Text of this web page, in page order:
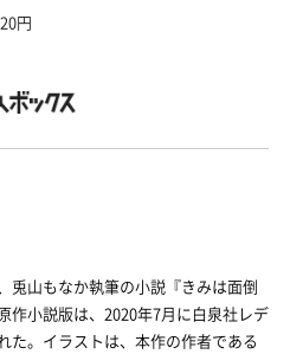
円
兎山もなか執筆の小説『きみは面倒
作小説版は、2020年7月に白泉社レデ
た。イラストは、本作の作者である